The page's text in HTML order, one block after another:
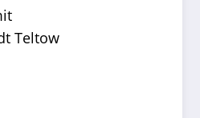
Teltow